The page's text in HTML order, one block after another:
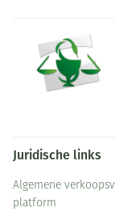
Juridische links
Algemene
platform